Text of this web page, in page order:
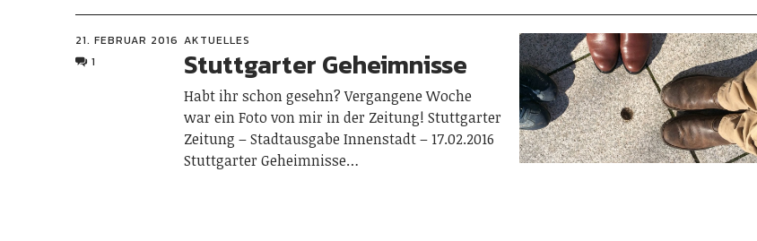
21. FEBRUAR 2016
1
AKTUELLES
Stuttgarter Geheimnisse
Habt ihr schon gesehn? Vergangene Woche
war ein Foto von mir in der Zeitung! Stuttgarter
Zeitung – Stadtausgabe Innenstadt – 17.02.2016
Stuttgarter Geheimnisse…